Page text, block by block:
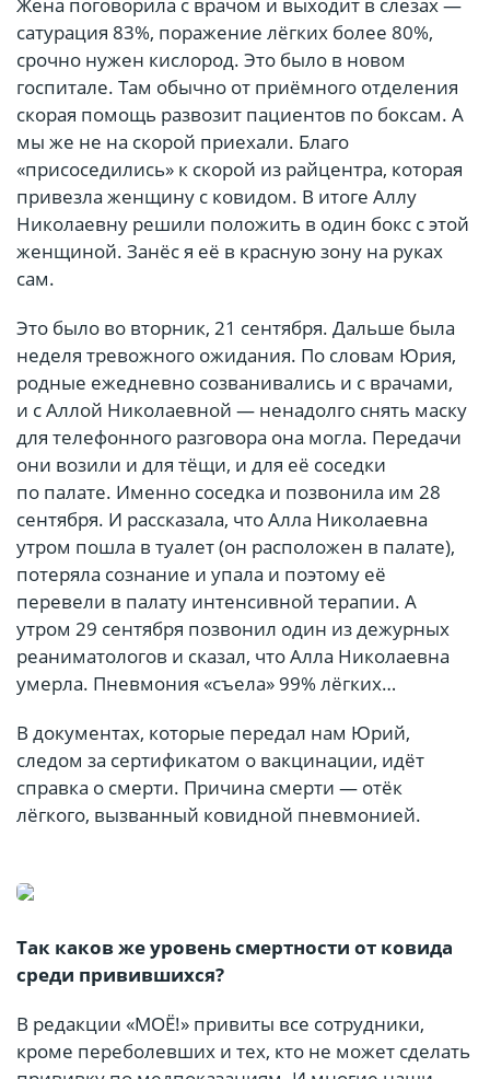
Жена поговорила с врачом и выходит в слезах —
сатурация 83%, поражение лёгких более 80%,
срочно нужен кислород. Это было в новом
госпитале. Там обычно от приёмного отделения
скорая помощь развозит пациентов по боксам. А
мы же не на скорой приехали. Благо
«присоседились» к скорой из райцентра, которая
привезла женщину с ковидом. В итоге Аллу
Николаевну решили положить в один бокс с этой
женщиной. Занёс я её в красную зону на руках
сам.
Это было во вторник, 21 сентября. Дальше была
неделя тревожного ожидания. По словам Юрия,
родные ежедневно созванивались и с врачами,
и с Аллой Николаевной — ненадолго снять маску
для телефонного разговора она могла. Передачи
они возили и для тёщи, и для её соседки
по палате. Именно соседка и позвонила им 28
сентября. И рассказала, что Алла Николаевна
утром пошла в туалет (он расположен в палате),
потеряла сознание и упала и поэтому её
перевели в палату интенсивной терапии. А
утром 29 сентября позвонил один из дежурных
реаниматологов и сказал, что Алла Николаевна
умерла. Пневмония «съела» 99% лёгких…
В документах, которые передал нам Юрий,
следом за сертификатом о вакцинации, идёт
справка о смерти. Причина смерти — отёк
лёгкого, вызванный ковидной пневмонией.
Так каков же уровень смертности от ковида
среди привившихся?
В редакции «МОЁ!» привиты все сотрудники,
кроме переболевших и тех, кто не может сделать